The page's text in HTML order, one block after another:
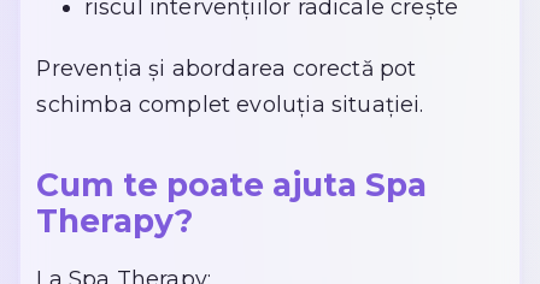
riscul intervențiilor radicale crește
Prevenția și abordarea corectă pot
schimba complet evoluția situației.
Cum te poate ajuta Spa
Therapy?